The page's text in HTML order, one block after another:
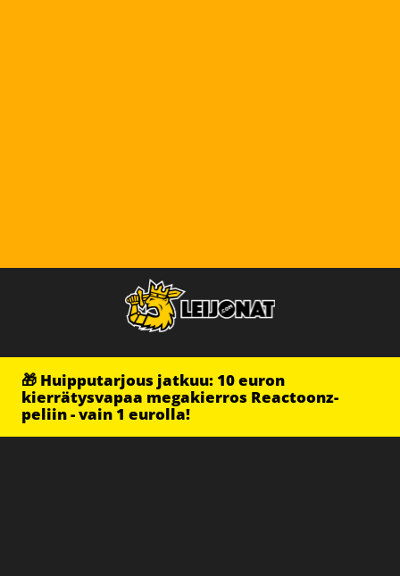
🎁 Huipputarjous jatkuu: 10 euron
kierrätysvapaa megakierros Reactoonz-
peliin - vain 1 eurolla!